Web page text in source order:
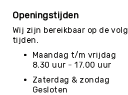
Rugby
Scouting/Outdoor
Skate
Sporten
Speedbadminton
Openingstijden
Wij zijn bereikbaar op de
tijden.
Maandag t/m vrijdag
8.30 uur - 17.00 uur
Zaterdag & zondag
Gesloten